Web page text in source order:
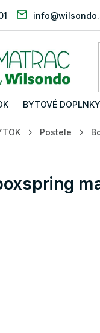
BYTOVÉ DOPLNKY
Postele